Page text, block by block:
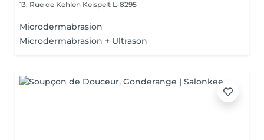
13, Rue de Kehlen Keispelt L-8295
Microdermabrasion
Microdermabrasion + Ultrason